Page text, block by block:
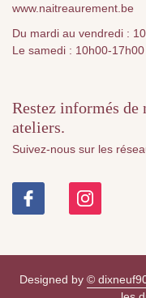
www.naitreaurement.be
Du mardi au vendredi :
Le samedi : 10h00-17h00
Restez informés de
ateliers.
Suivez-nous sur les
Designed by ©